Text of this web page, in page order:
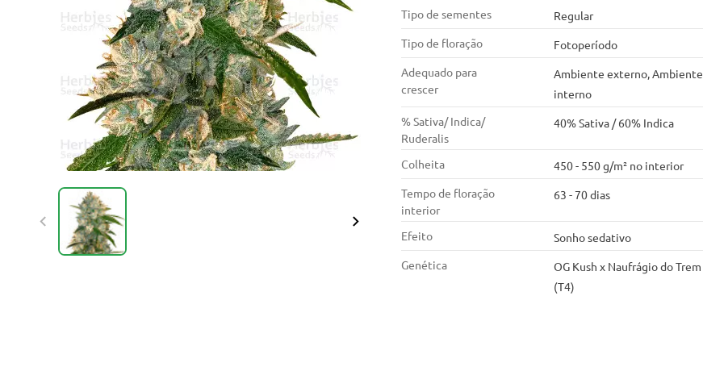
Tipo de sementes
Regular
Tipo de floração
Fotoperíodo
Adequado para
crescer
Ambiente externo, Ambiente
interno
% Sativa/ Indica/
Ruderalis
40% Sativa / 60% Indica
Colheita
450 - 550 g/m² no interior
Tempo de floração
interior
63 - 70 dias
Efeito
Sonho sedativo
Genética
OG Kush x Naufrágio do Trem
(T4)